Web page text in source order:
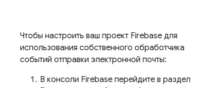
Чтобы настроить ваш проект Firebase для
использования собственного обработчика
событий отправки электронной почты:
В консоли Firebase перейдите в раздел